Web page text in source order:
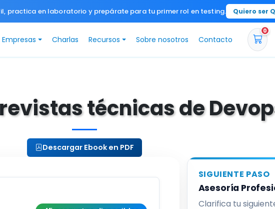
practica en laboratorio y prepárate para tu primer rol en testing. Quiero ser
Empresas Charlas Recursos Sobre nosotros Contacto
0
técnicas de
Descargar Ebook en PDF
SIGUIENTE PASO
Asesoría
Clarifica tu